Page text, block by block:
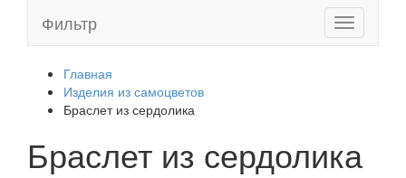
Toggle
navigation
Фильтр
Главная
Изделия из самоцветов
Браслет из сердолика
Браслет из сердолика